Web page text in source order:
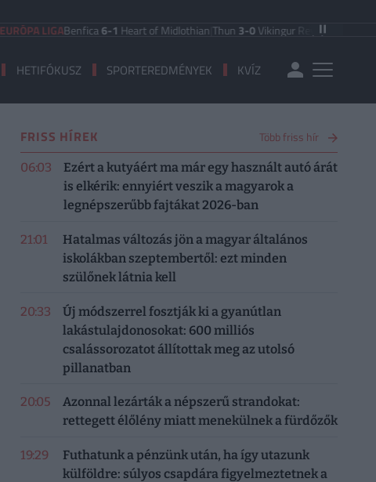
Benfica6-1Heart of Midlothian|Thun3-0Vikingur Reykjavik PAOK Saloniki
HETIFÓKUSZ SPORTEREDMÉNYEK KVÍZ
FRISS HÍREK Több friss hír
06:03
Ezért a kutyáért ma már egy használt autó árát
is elkérik: ennyiért veszik a magyarok a
legnépszerűbb fajtákat 2026-ban
21:01
Hatalmas változás jön a magyar általános
iskolákban szeptembertől: ezt minden
szülőnek látnia kell
20:33
Új módszerrel fosztják ki a gyanútlan
lakástulajdonosokat: 600 milliós
csalássorozatot állítottak meg az utolsó
pillanatban
20:05
Azonnal lezárták a népszerű strandokat:
rettegett élőlény miatt menekülnek a fürdőzők
19:29
Futhatunk a pénzünk után, ha így utazunk
külföldre: súlyos csapdára figyelmeztetnek a